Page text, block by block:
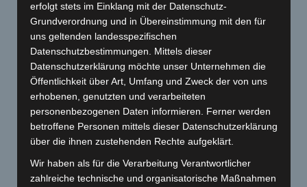
Komplettrestauration:
zerlegen, sandstrahlen, pulvern, lackieren
Motorrevision, Umrüstung 12 Volt Elektronikzündung
Rennzylinder 75ccm
erfolgt stets im Einklang mit der Datenschutz-
Grundverordnung und in Übereinstimmung mit den für
uns geltenden landesspezifischen
Datenschutzbestimmungen. Mittels dieser
Datenschutzerklärung möchte unser Unternehmen die
Öffentlichkeit über Art, Umfang und Zweck der von uns
erhobenen, genutzten und verarbeiteten
personenbezogenen Daten informieren. Ferner werden
betroffene Personen mittels dieser Datenschutzerklärung
über die ihnen zustehenden Rechte aufgeklärt.
Wir haben als für die Verarbeitung Verantwortlicher
zahlreiche technische und organisatorische Maßnahmen